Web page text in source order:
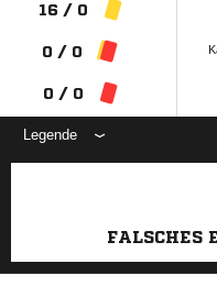
16 / 0
0 / 0
0 / 0
Legende
FALSCHES